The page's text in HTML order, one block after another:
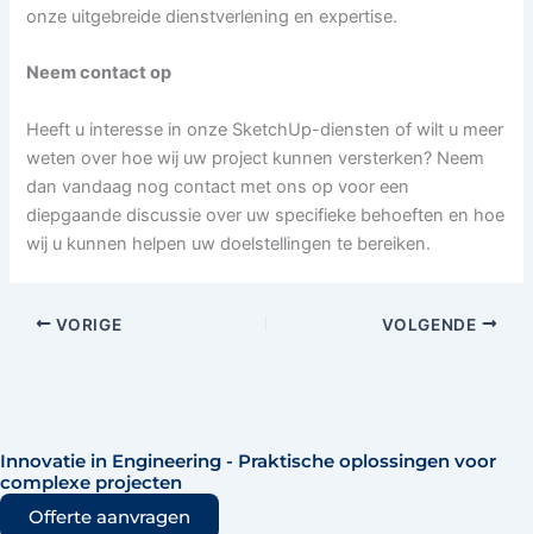
onze uitgebreide dienstverlening en expertise.
Neem contact op
Heeft u interesse in onze SketchUp-diensten of wilt u meer
weten over hoe wij uw project kunnen versterken? Neem
dan vandaag nog contact met ons op voor een
diepgaande discussie over uw specifieke behoeften en hoe
wij u kunnen helpen uw doelstellingen te bereiken.
VORIGE VOLGENDE
Innovatie in Engineering - Praktische oplossingen voor
complexe projecten
Offerte aanvragen